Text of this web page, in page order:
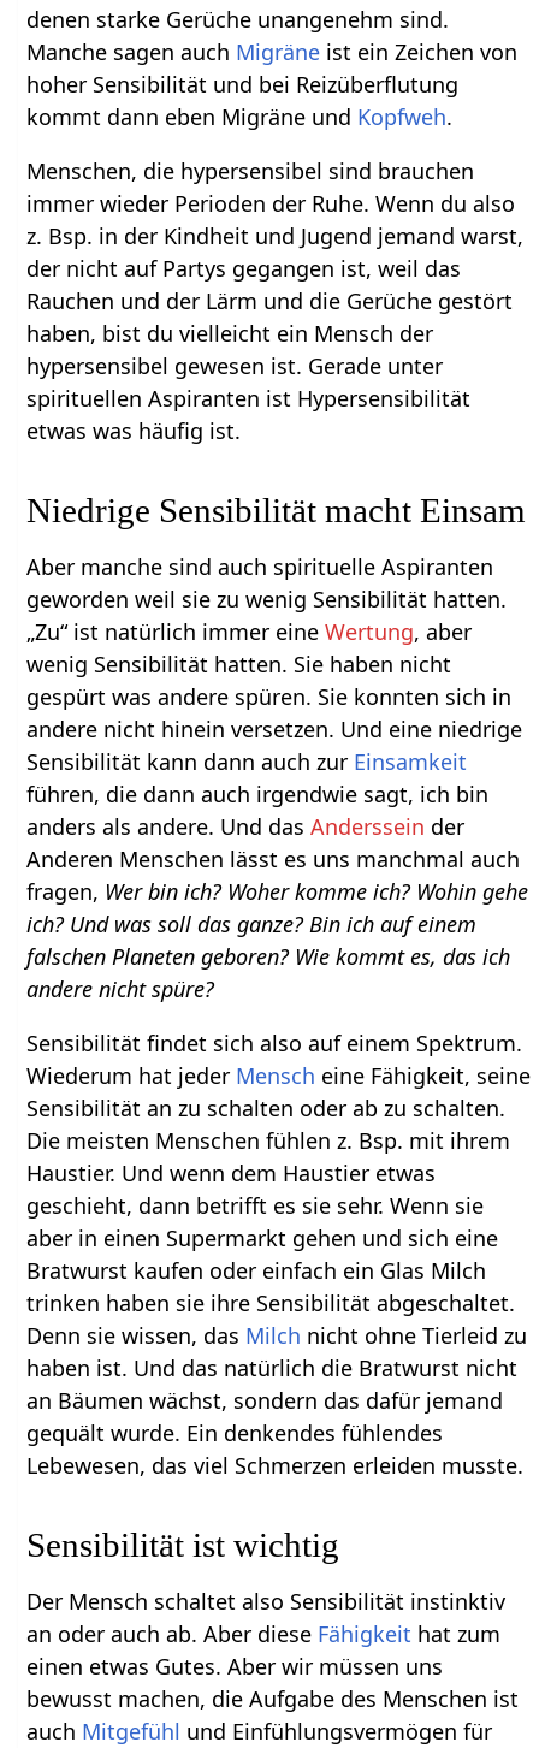
denen starke Gerüche unangenehm sind.
Manche sagen auch Migräne ist ein Zeichen von
hoher Sensibilität und bei Reizüberflutung
kommt dann eben Migräne und Kopfweh.
Menschen, die hypersensibel sind brauchen
immer wieder Perioden der Ruhe. Wenn du also
z. Bsp. in der Kindheit und Jugend jemand warst,
der nicht auf Partys gegangen ist, weil das
Rauchen und der Lärm und die Gerüche gestört
haben, bist du vielleicht ein Mensch der
hypersensibel gewesen ist. Gerade unter
spirituellen Aspiranten ist Hypersensibilität
etwas was häufig ist.
Niedrige Sensibilität macht Einsam
Aber manche sind auch spirituelle Aspiranten
geworden weil sie zu wenig Sensibilität hatten.
„Zu“ ist natürlich immer eineWertung, aber
wenig Sensibilität hatten. Sie haben nicht
gespürt was andere spüren. Sie konnten sich in
andere nicht hinein versetzen. Und eine niedrige
Sensibilität kann dann auch zur Einsamkeit
führen, die dann auch irgendwie sagt, ich bin
anders als andere. Und dasAnderssein der
Anderen Menschen lässt es uns manchmal auch
fragen, Wer bin ich? Woher komme ich? Wohin gehe
ich? Und was soll das ganze? Bin ich auf einem
falschen Planeten geboren? Wie kommt es, das ich
andere nicht spüre?
Sensibilität findet sich also auf einem Spektrum.
Wiederum hat jeder Mensch eine Fähigkeit, seine
Sensibilität an zu schalten oder ab zu schalten.
Die meisten Menschen fühlen z. Bsp. mit ihrem
Haustier. Und wenn dem Haustier etwas
geschieht, dann betrifft es sie sehr. Wenn sie
aber in einen Supermarkt gehen und sich eine
Bratwurst kaufen oder einfach ein Glas Milch
trinken haben sie ihre Sensibilität abgeschaltet.
Denn sie wissen, das Milch nicht ohne Tierleid zu
haben ist. Und das natürlich die Bratwurst nicht
an Bäumen wächst, sondern das dafür jemand
gequält wurde. Ein denkendes fühlendes
Lebewesen, das viel Schmerzen erleiden musste.
Sensibilität ist wichtig
Der Mensch schaltet also Sensibilität instinktiv
an oder auch ab. Aber diese Fähigkeit hat zum
einen etwas Gutes. Aber wir müssen uns
bewusst machen, die Aufgabe des Menschen ist
auch Mitgefühl und Einfühlungsvermögen für